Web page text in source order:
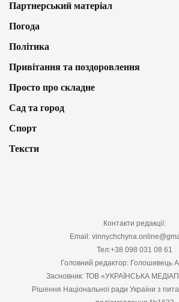
Партнерський матеріал
Погода
Політика
Привітання та поздоровлення
Просто про складне
Сад та город
Спорт
Тексти
Контакти редакції:
Email:
Тел:+38 098 031 08 61
Головний редактор: Голошивець
Засновник: ТОВ «УКРАЇНСЬКА
Рішення Національної ради України з